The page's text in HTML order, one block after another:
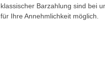
Samstag
klassischer Barzahlung sind bei
für Ihre Annehmlichkeit möglich.